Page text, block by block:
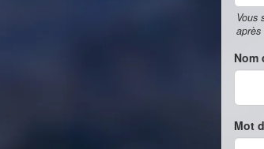
Vous
après
Nom
Mot